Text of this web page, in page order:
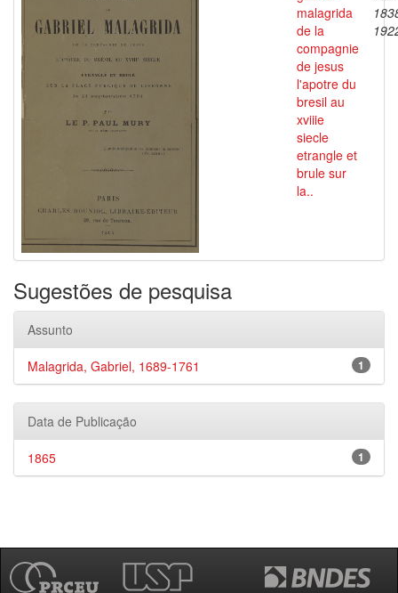
malagrida
de la
compagnie
de jesus
l'apotre du
bresil au
xviiie
siecle
etrangle et
brule sur
la..
Sugestões de pesquisa
Assunto
1
Malagrida, Gabriel, 1689-1761
Data de Publicação
1
1865